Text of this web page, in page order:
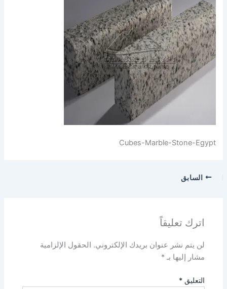
Cubes-Marble-Stone-Egypt
السابق
اترك تعليقاً
لن يتم نشر عنوان بريدك الإلكتروني.
الحقول الإلزامية
مشار إليها بـ*
التعليق*